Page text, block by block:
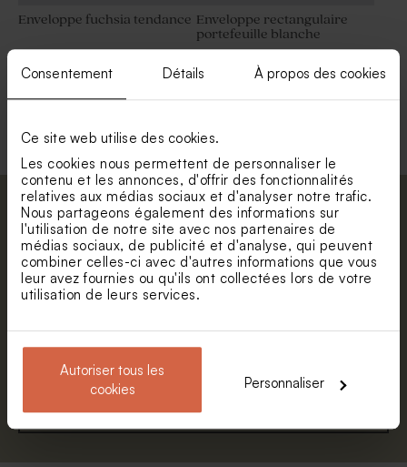
Consentement Détails À propos des cookies
Ce site web utilise des cookies.
Les cookies nous permettent de personnaliser le
contenu et les annonces, d'offrir des fonctionnalités
relatives aux médias sociaux et d'analyser notre trafic.
Nous partageons également des informations sur
l'utilisation de notre site avec nos partenaires de
médias sociaux, de publicité et d'analyse, qui peuvent
combiner celles-ci avec d'autres informations que vous
leur avez fournies ou qu'ils ont collectées lors de votre
utilisation de leurs services.
Autoriser tous les
cookies
Personnaliser
Enveloppe fuchsia tendance Enveloppe rectangulaire
portefeuille blanche
Voir toute la collection Enveloppe
Abonnez-vous à la newsletter et restez
informé. Petite surprise : bénéficiez de 5%
de réduction.
Prénom
E-mail
S'abonner